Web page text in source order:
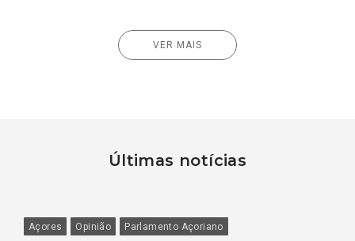
VER MAIS
Últimas notícias
Açores Opinião Parlamento Açoriano